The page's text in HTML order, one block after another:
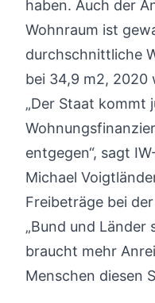
haben. Auch der
Wohnraum ist
durchschnittliche
bei 34,9 m2, 2020
„Der Staat kommt
entgegen“, sagt
Michael
Freibeträge bei
„Bund und Länder
braucht mehr
Menschen diesen